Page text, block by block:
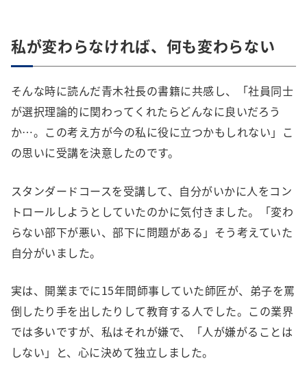
私が変わらなければ、何も変わらない
そんな時に読んだ青木社長の書籍に共感し、「社員同士
が選択理論的に関わってくれたらどんなに良いだろう
か…。この考え方が今の私に役に立つかもしれない」こ
の思いに受講を決意したのです。
スタンダードコースを受講して、自分がいかに人をコン
トロールしようとしていたのかに気付きました。「変わ
らない部下が悪い、部下に問題がある」そう考えていた
自分がいました。
実は、開業までに15年間師事していた師匠が、弟子を罵
倒したり手を出したりして教育する人でした。この業界
では多いですが、私はそれが嫌で、「人が嫌がることは
しない」と、心に決めて独立しました。